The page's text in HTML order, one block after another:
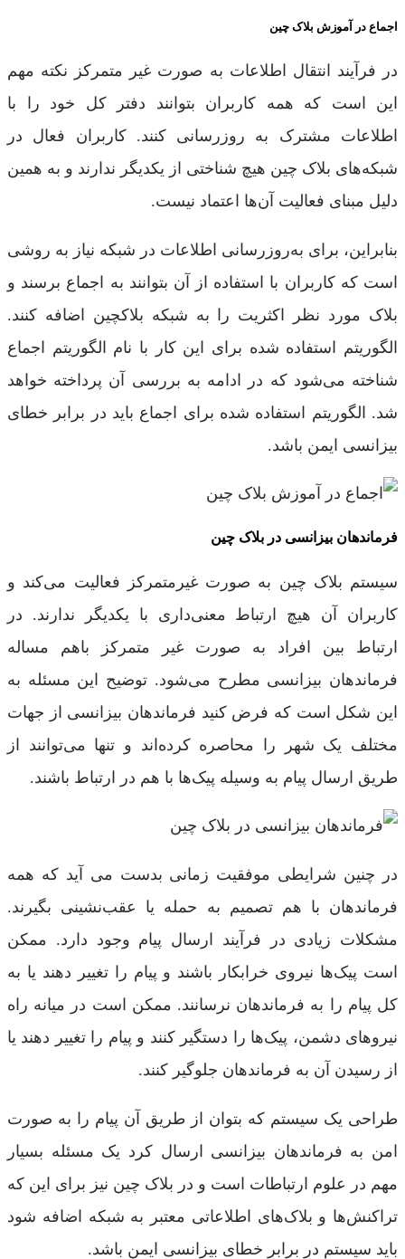
اجماع در آموزش بلاک چین
در فرآیند انتقال اطلاعات به صورت غیر متمرکز نکته مهم
این است که همه کاربران بتوانند دفتر کل خود را با
اطلاعات مشترک به‌ روزرسانی کنند. کاربران فعال در
شبکه‌های بلاک چین هیچ شناختی از یکدیگر ندارند و به همین
دلیل مبنای فعالیت آن‌ها اعتماد نیست.
بنابراین، برای به‌روزرسانی اطلاعات در شبکه نیاز به روشی
است که کاربران با استفاده از آن بتوانند به اجماع برسند و
بلاک مورد نظر اکثریت را به شبکه بلاکچین اضافه کنند.
الگوریتم استفاده شده برای این کار با نام الگوریتم اجماع
شناخته می‌شود که در ادامه به بررسی آن پرداخته خواهد
شد. الگوریتم استفاده شده برای اجماع باید در برابر خطای
بیزانسی ایمن باشد.
فرماندهان بیزانسی در بلاک چین
سیستم بلاک چین به صورت غیرمتمرکز فعالیت می‌کند و
کاربران آن هیچ ارتباط معنی‌داری با یکدیگر ندارند. در
ارتباط بین افراد به صورت غیر متمرکز باهم مساله
فرماندهان بیزانسی مطرح می‌شود. توضیح این مسئله به
این شکل است که فرض کنید فرماندهان بیزانسی از جهات
مختلف یک شهر را محاصره کرده‌اند و تنها می‌توانند از
طریق ارسال پیام به وسیله پیک‌ها با هم در ارتباط باشند.
در چنین شرایطی موفقیت زمانی بدست می آید که همه
فرماندهان با هم تصمیم به حمله یا عقب‌نشینی بگیرند.
مشکلات زیادی در فرآیند ارسال پیام وجود دارد. ممکن
است پیک‌ها نیروی خرابکار باشند و پیام را تغییر دهند یا به
کل پیام را به فرماندهان نرسانند. ممکن است در میانه راه
نیروهای دشمن، پیک‌ها را دستگیر کنند و پیام را تغییر دهند یا
از رسیدن آن به فرماندهان جلوگیر کنند.
طراحی یک سیستم که بتوان از طریق آن پیام را به صورت
امن به فرماندهان بیزانسی ارسال کرد یک مسئله بسیار
مهم در علوم ارتباطات است و در بلاک چین نیز برای این که
تراکنش‌ها و بلاک‌های اطلاعاتی معتبر به شبکه اضافه شود
باید سیستم در برابر خطای بیزانسی ایمن باشد.